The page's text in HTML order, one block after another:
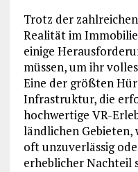
Trotz der
Realität im
einige
müssen, um ihr
Eine der größten
Infrastruktur, die
hochwertige VR-
ländlichen
oft unzuverlässig
erheblicher Nachteil